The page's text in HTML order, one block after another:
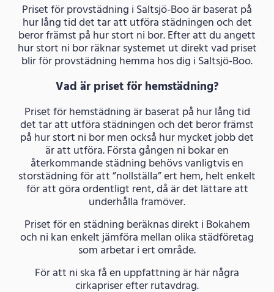
Priset för provstädning i Saltsjö-Boo är baserat på
hur lång tid det tar att utföra städningen och det
beror främst på hur stort ni bor. Efter att du angett
hur stort ni bor räknar systemet ut direkt vad priset
blir för provstädning hemma hos dig i Saltsjö-Boo.
Vad är priset för hemstädning?
Priset för hemstädning är baserat på hur lång tid
det tar att utföra städningen och det beror främst
på hur stort ni bor men också hur mycket jobb det
är att utföra. Första gången ni bokar en
återkommande städning behövs vanligtvis en
storstädning för att ”nollställa” ert hem, helt enkelt
för att göra ordentligt rent, då är det lättare att
underhålla framöver.
Priset för en städning beräknas direkt i Bokahem
och ni kan enkelt jämföra mellan olika städföretag
som arbetar i ert område.
För att ni ska få en uppfattning är här några
cirkapriser efter rutavdrag.